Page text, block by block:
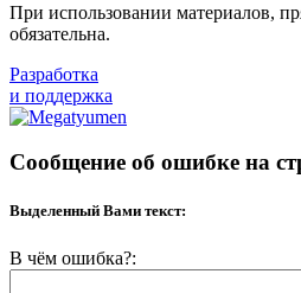
При использовании материалов,
обязательна.
Разработка
и поддержка
Сообщение об ошибке на
Выделенный Вами текст:
В чём ошибка?: